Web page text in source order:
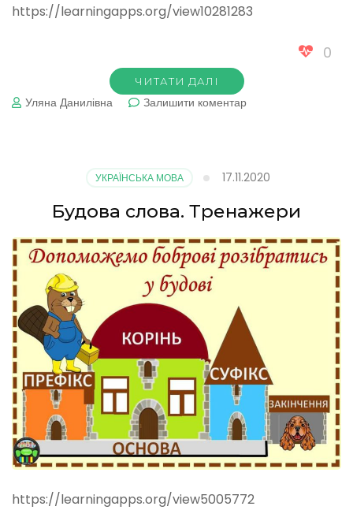
https://learningapps.org/view10281283
0
ЧИТАТИ ДАЛІ
Уляна Данилівна Залишити коментардо
УКРАЇНСЬКА МОВА 17.11.2020
Будова слова. Тренажери
https://learningapps.org/view5005772